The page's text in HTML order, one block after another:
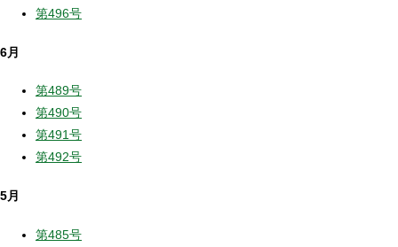
第496号
6月
第489号
第490号
第491号
第492号
5月
第485号